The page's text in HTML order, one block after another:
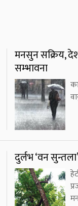
मनसुन सक्रिय,
सम्भावना
दुर्लभ ‘वन